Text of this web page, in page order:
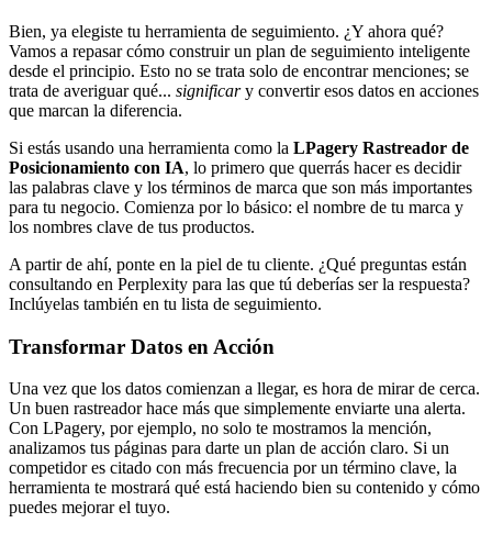
Bien, ya elegiste tu herramienta de seguimiento. ¿Y ahora qué?
Vamos a repasar cómo construir un plan de seguimiento inteligente
desde el principio. Esto no se trata solo de encontrar menciones; se
trata de averiguar qué... significary convertir esos datos en acciones
que marcan la diferencia.
Si estás usando una herramienta como la LPagery Rastreador de
Posicionamiento con IA, lo primero que querrás hacer es decidir
las palabras clave y los términos de marca que son más importantes
para tu negocio. Comienza por lo básico: el nombre de tu marca y
los nombres clave de tus productos.
A partir de ahí, ponte en la piel de tu cliente. ¿Qué preguntas están
consultando en Perplexity para las que tú deberías ser la respuesta?
Inclúyelas también en tu lista de seguimiento.
Transformar Datos en Acción
Una vez que los datos comienzan a llegar, es hora de mirar de cerca.
Un buen rastreador hace más que simplemente enviarte una alerta.
Con LPagery, por ejemplo, no solo te mostramos la mención,
analizamos tus páginas para darte un plan de acción claro. Si un
competidor es citado con más frecuencia por un término clave, la
herramienta te mostrará qué está haciendo bien su contenido y cómo
puedes mejorar el tuyo.